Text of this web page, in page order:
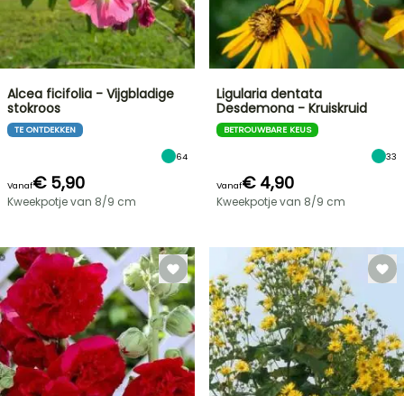
Alcea ficifolia - Vijgbladige
stokroos
TE ONTDEKKEN
64
Vanaf€ 5,90
Kweekpotje van 8/9 cm
Ligularia dentata
Desdemona - Kruiskruid
BETROUWBARE KEUS
33
Vanaf€ 4,90
Kweekpotje van 8/9 cm